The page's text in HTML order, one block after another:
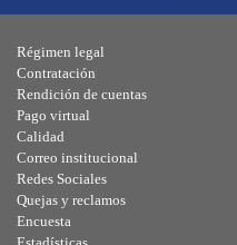
Régimen legal
Contratación
Rendición de cuentas
Pago virtual
Calidad
Correo institucional
Redes Sociales
Quejas y reclamos
Encuesta